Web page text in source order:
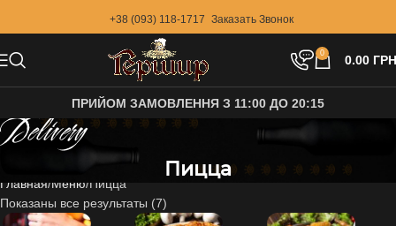
+38 (093) 118-1717 Заказать Звонок
0 0.00
ПРИЙОМ ЗАМОВЛЕННЯ З 11:00 ДО 20:15
Delivery
Пицца
Главная Меню Пицца
Показаны все результаты (7)